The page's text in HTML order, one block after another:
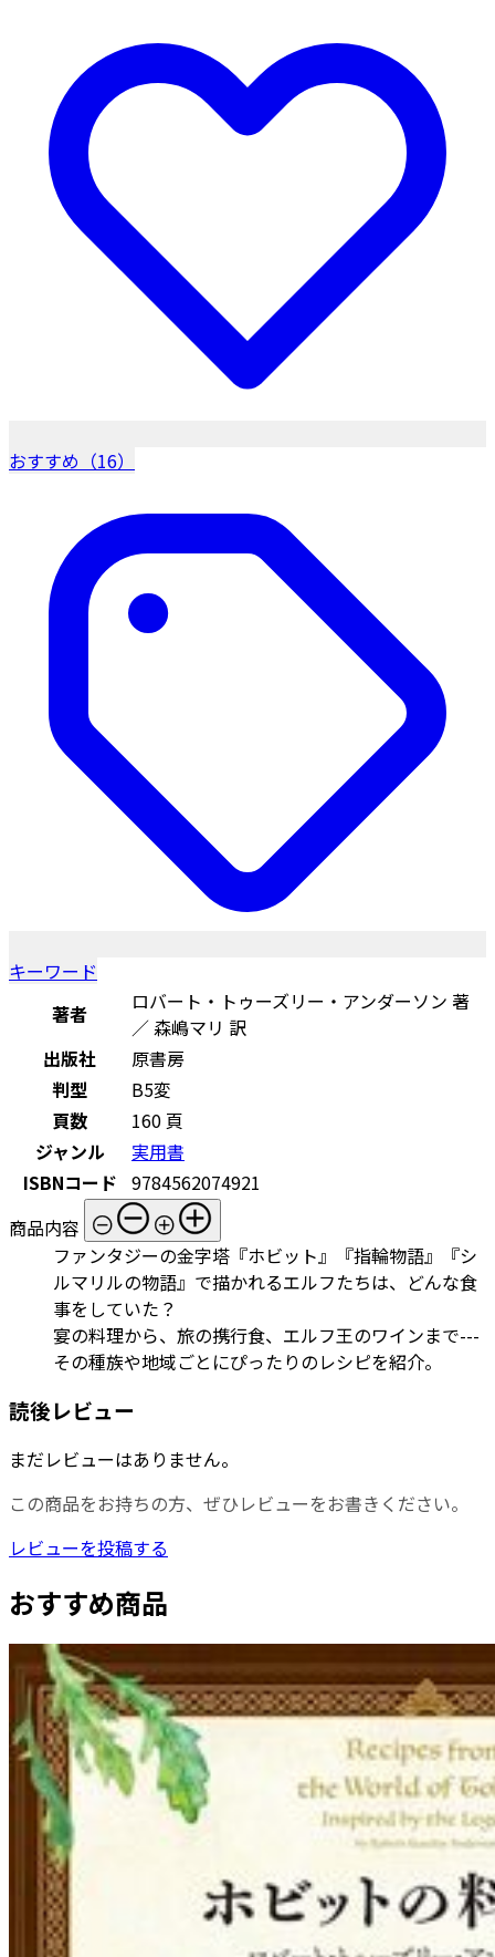
おすすめ（16）
キーワード
著者
ロバート・トゥーズリー・アンダーソン 著
／ 森嶋マリ 訳
出版社
原書房
判型
B5変
頁数
160 頁
ジャンル
実用書
ISBNコード 9784562074921
商品内容
ファンタジーの金字塔『ホビット』『指輪物語』『シ
ルマリルの物語』で描かれるエルフたちは、どんな食
事をしていた？
宴の料理から、旅の携行食、エルフ王のワインまで---
その種族や地域ごとにぴったりのレシピを紹介。
読後レビュー
まだレビューはありません。
この商品をお持ちの方、ぜひレビューをお書きください。
レビューを投稿する
おすすめ商品